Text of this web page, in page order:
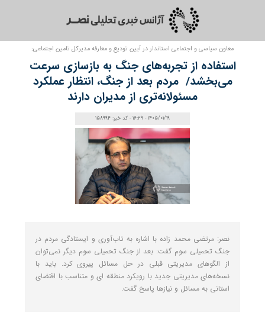
معاون سیاسی و اجتماعی استاندار در آیین تودیع و معارفه مدیرکل تامین اجتماعی:
استفاده از تجربه‌های جنگ به بازسازی سرعت
می‌بخشد/ مردم بعد از جنگ، انتظار عملکرد
مسئولانه‌‌تری از مدیران دارند
1405/01/19 - 16:29 - کد خبر: 158994
نصر: مرتضی محمد زاده با اشاره به تاب‌آوری و ایستادگی مردم در
جنگ تحمیلی سوم گفت: بعد از جنگ تحمیلی سوم دیگر نمی‌توان
از الگوهای مدیریتی قبلی در حل مسائل پیروی کرد. باید با
نسخه‌های مدیریتی جدید با رویکرد منطقه ای و متناسب با اقتضای
استانی به مسائل و نیازها پاسخ گفت.